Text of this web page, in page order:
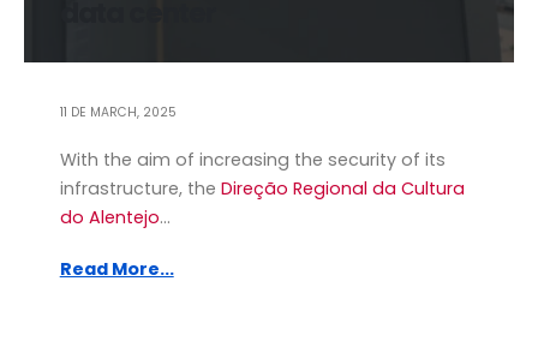
11 DE MARCH, 2025
With the aim of increasing the security of its
infrastructure, the Direção Regional da Cultura
do Alentejo...
Read More...